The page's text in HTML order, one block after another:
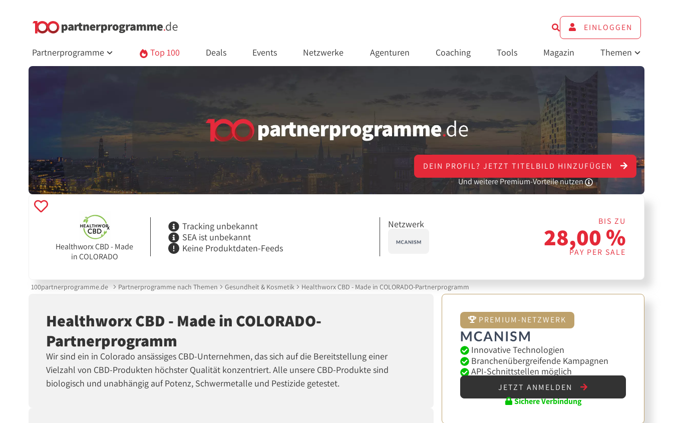
EINLOGGEN
Partnerprogramme Top 100 Deals Events Netzwerke Agenturen Coaching Tools Magazin Themen
DEIN PROFIL? JETZT TITELBILD HINZUFÜGEN
Und weitere Premium-Vorteile nutzen
Healthworx CBD - Made
in COLORADO
Tracking unbekannt
SEA ist unbekannt
Keine Produktdaten-Feeds
Netzwerk BIS ZU
28,00 %
PAY PER SALE
100partnerprogramme.de Partnerprogramme nach Themen Gesundheit & Kosmetik Healthworx CBD - Made in COLORADO-Partnerprogramm
Healthworx CBD - Made in COLORADO-
Partnerprogramm
Wir sind ein in Colorado ansässiges CBD-Unternehmen, das sich auf die Bereitstellung einer
Vielzahl von CBD-Produkten höchster Qualität konzentriert. Alle unsere CBD-Produkte sind
biologisch und unabhängig auf Potenz, Schwermetalle und Pestizide getestet.
PREMIUM-NETZWERK
Innovative Technologien
Branchenübergreifende Kampagnen
API-Schnittstellen möglich
JETZT ANMELDEN
Sichere Verbindung